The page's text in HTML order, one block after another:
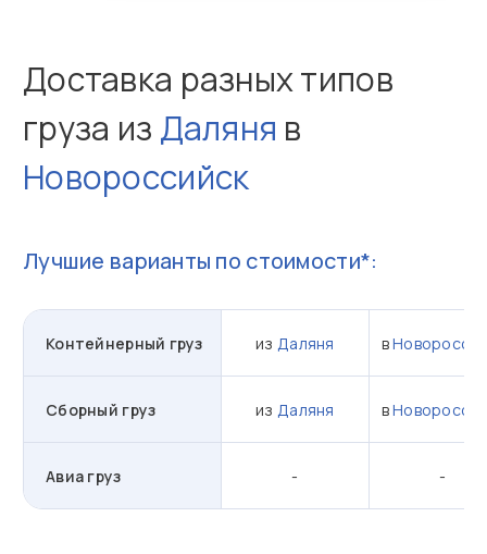
Доставка разных типов
груза из Даляня в
Новороссийск
Лучшие варианты по стоимости*:
Контейнерный груз из Даляня в
Сборный груз из Даляня в
Авиа груз - -